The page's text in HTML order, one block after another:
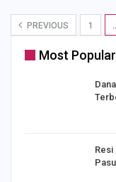
PREVIOUS 1
Most Popular
Resi